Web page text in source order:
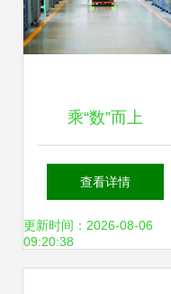
乘“数”而上
驾“云”攀升——石
家庄先进装备制造
查看详情
更新时间：2026-08-06
09:20:38